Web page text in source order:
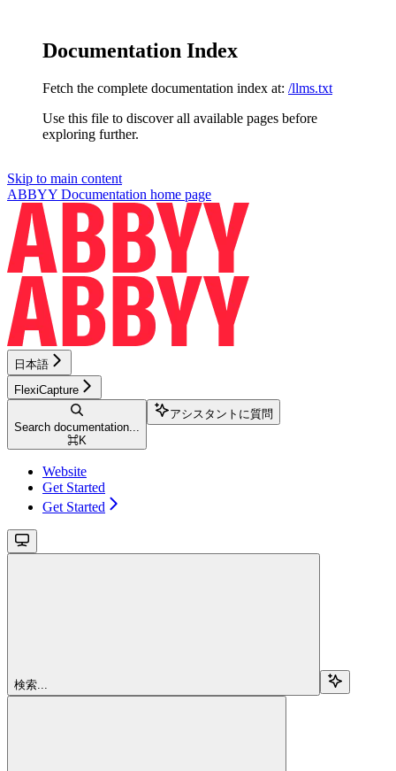
Documentation Index
Fetch the complete documentation index at: /llms.txt
Use this file to discover all available pages before
exploring further.
Skip to main content
ABBYY Documentation home page
日本語
FlexiCapture
Search documentation...
⌘K
アシスタントに質問
Website
Get Started
Get Started
検索...